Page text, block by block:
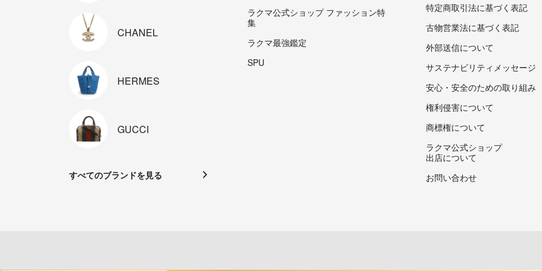
CHANEL
HERMES
GUCCI
すべてのブランドを見る
ラクマ公式ショップ ファッション特
集
ラクマ最強鑑定
SPU
特定商取引法に基づく表記
古物営業法に基づく表記
外部送信について
サステナビリティメッセージ
安心・安全のための取り組み
権利侵害について
商標権について
ラクマ公式ショップ
出店について
お問い合わせ